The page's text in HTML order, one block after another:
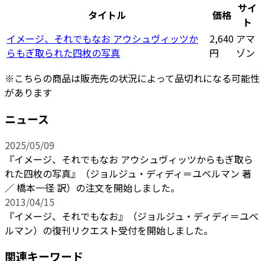
タイトル 価格 サイ
ト
イメージ、それでもなお アウシュヴィッツか
らもぎ取られた四枚の写真
2,640
円
アマ
ゾン
※こちらの商品は販売先の状況によって品切れになる可能性
があります
ニュース
2025/05/09
『イメージ、それでもなお アウシュヴィッツからもぎ取ら
れた四枚の写真』（ジョルジュ・ディディ＝ユベルマン 著
／ 橋本一径 訳）の注文を開始しました。
2013/04/15
『イメージ、それでもなお』（ジョルジュ・ディディ＝ユベ
ルマン）の復刊リクエスト受付を開始しました。
関連キーワード